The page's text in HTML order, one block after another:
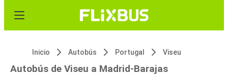
Inicio Autobús Portugal Viseu
Autobús de Viseu a Madrid-Barajas